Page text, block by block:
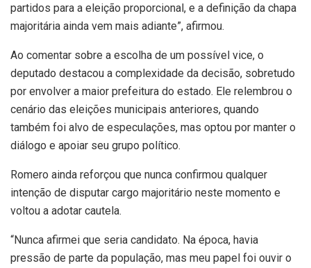
partidos para a eleição proporcional, e a definição da chapa
majoritária ainda vem mais adiante”, afirmou.
Ao comentar sobre a escolha de um possível vice, o
deputado destacou a complexidade da decisão, sobretudo
por envolver a maior prefeitura do estado. Ele relembrou o
cenário das eleições municipais anteriores, quando
também foi alvo de especulações, mas optou por manter o
diálogo e apoiar seu grupo político.
Romero ainda reforçou que nunca confirmou qualquer
intenção de disputar cargo majoritário neste momento e
voltou a adotar cautela.
“Nunca afirmei que seria candidato. Na época, havia
pressão de parte da população, mas meu papel foi ouvir o